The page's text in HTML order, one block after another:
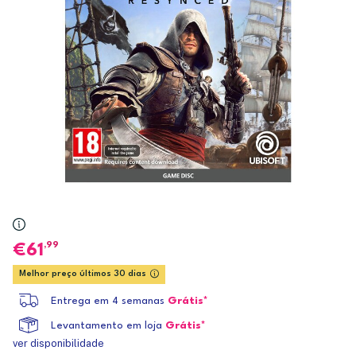
61 ,99
Melhor preço últimos 30 dias
Entrega em 4 semanas Grátis*
Levantamento em loja Grátis*
ver disponibilidade